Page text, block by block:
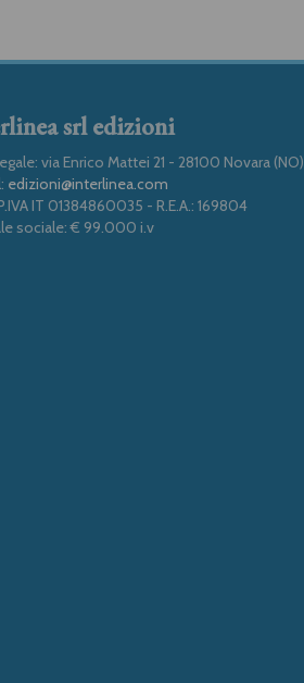
srl edizioni
via Enrico Mattei 21 - 28100 Novara (NO)
edizioni@interlinea.com
IT 01384860035 - R.E.A.: 169804
sociale: € 99.000 i.v